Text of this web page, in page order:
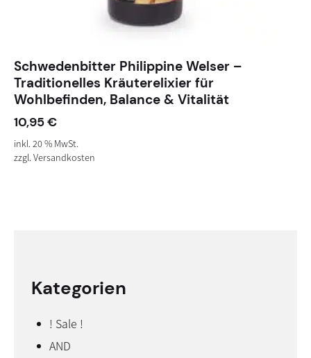
Schwedenbitter Philippine Welser –
Traditionelles Kräuterelixier für
Wohlbefinden, Balance & Vitalität
10,95€
inkl. 20 % MwSt.
zzgl.Versandkosten
Kategorien
! Sale !
AND